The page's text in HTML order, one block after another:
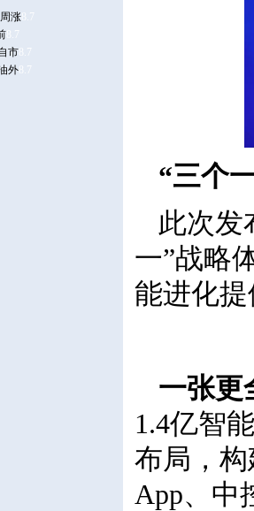
“三个
此次发
一”战略
能进化
一张更
1.4亿智
布局，
App、中